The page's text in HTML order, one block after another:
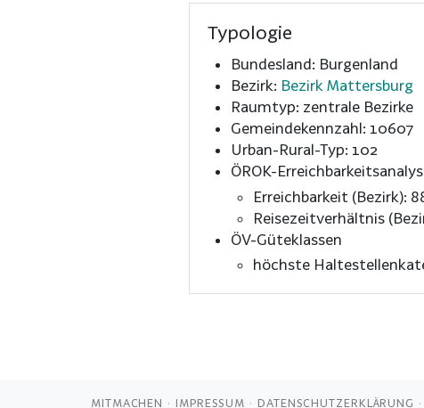
Typologie
Bundesland: Burgenland
Bezirk: Bezirk Mattersburg
Raumtyp: zentrale Bezirke
Gemeindekennzahl: 10607
Urban-Rural-Typ: 102
ÖROK-
Erreichbarkeit (Bezirk):
Reisezeitverhältnis
ÖV-Güteklassen
höchste
MITMACHEN IMPRESSUM DATENSCHUTZERKLÄRUNG